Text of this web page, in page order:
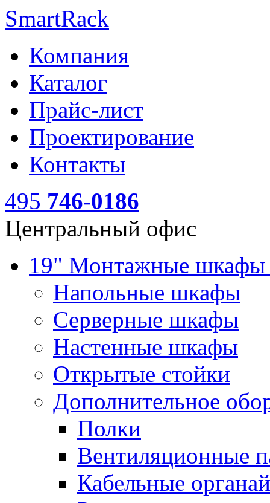
SmartRack
Компания
Каталог
Прайс-лист
Проектирование
Контакты
495 746-0186
Центральный офис
19" Монтажные
Напольные шкафы
Серверные шкафы
Настенные шкафы
Открытые стойки
Дополнительное
Полки
Вентиляционные
Кабельные